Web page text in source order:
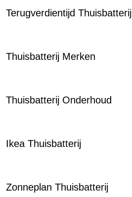
Terugverdientijd Thuisbatterij
Thuisbatterij Merken
Thuisbatterij Onderhoud
Ikea Thuisbatterij
Zonneplan Thuisbatterij